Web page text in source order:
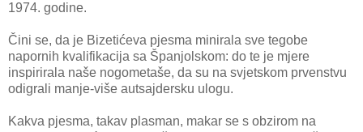
1974. godine.
Čini se, da je Bizetićeva pjesma minirala sve tegobe
napornih kvalifikacija sa Španjolskom: do te je mjere
inspirirala naše nogometaše, da su na svjetskom prvenstvu
odigrali manje-više autsajdersku ulogu.
Kakva pjesma, takav plasman, makar se s obzirom na